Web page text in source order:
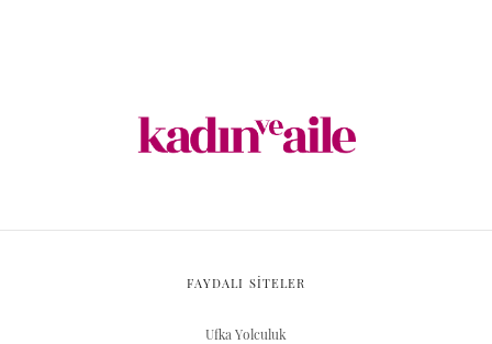
FAYDALI SİTELER
Ufka Yolculuk